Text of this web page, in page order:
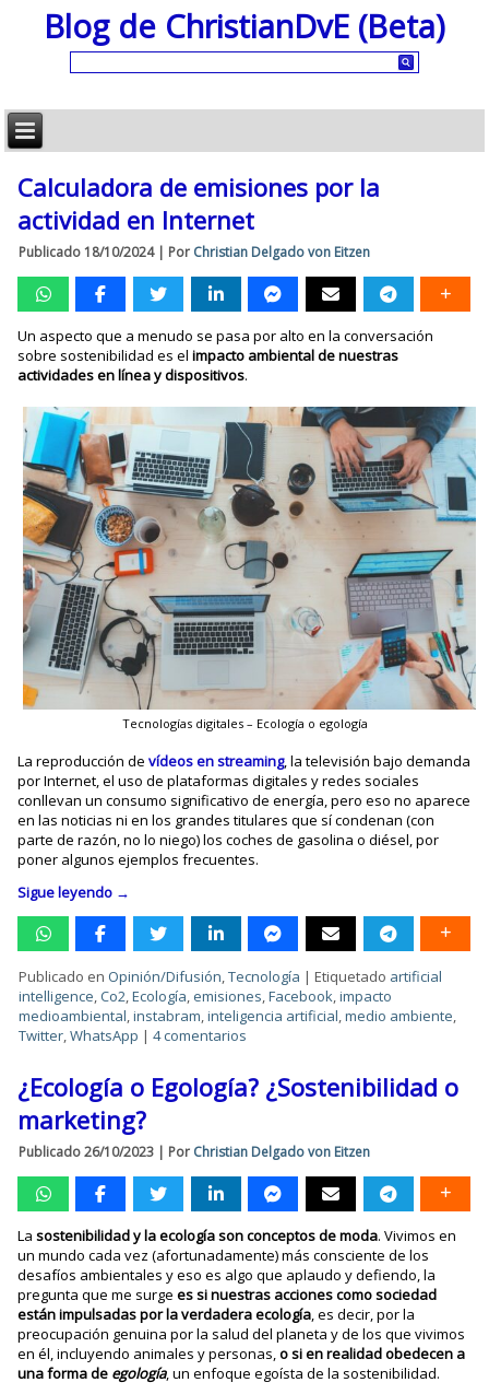
Blog de ChristianDvE (Beta)
Calculadora de emisiones por la
actividad en Internet
Publicado 18/10/2024| Por Christian Delgado von Eitzen
Un aspecto que a menudo se pasa por alto en la conversación
sobre sostenibilidad es elimpacto ambiental de nuestras
actividades en línea y dispositivos.
Tecnologías digitales – Ecología o egología
La reproducción devídeos en streaming, la televisión bajo demanda
por Internet, el uso de plataformas digitales y redes sociales
conllevan un consumo significativo de energía, pero eso no aparece
en las noticias ni en los grandes titulares que sí condenan (con
parte de razón, no lo niego) los coches de gasolina o diésel, por
poner algunos ejemplos frecuentes.
Sigue leyendo →
Publicado en Opinión/Difusión,Tecnología |Etiquetado artificial
intelligence,Co2,Ecología, emisiones,Facebook,impacto
medioambiental,instabram,inteligencia artificial,medio ambiente,
Twitter,WhatsApp |4 comentarios
¿Ecología o Egología? ¿Sostenibilidad o
marketing?
Publicado 26/10/2023 | Por Christian Delgado von Eitzen
Lasostenibilidad y la ecología son conceptos de moda. Vivimos en
un mundo cada vez (afortunadamente) más consciente de los
desafíos ambientales y eso es algo que aplaudo y defiendo, la
pregunta que me surgees si nuestras acciones como sociedad
están impulsadas por la verdadera ecología, es decir, por la
preocupación genuina por la salud del planeta y de los que vivimos
en él, incluyendo animales y personas,o si en realidad obedecen a
una forma de egología, un enfoque egoísta de la sostenibilidad.